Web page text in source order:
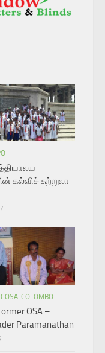
கல்விச் சுற்றுலா
COLOMBO
OSA –
Paramanathan